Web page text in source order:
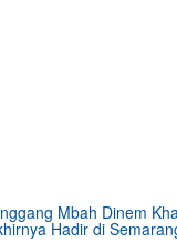
Mbah Dinem
Hadir di